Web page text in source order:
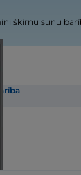
šķirņu suņu